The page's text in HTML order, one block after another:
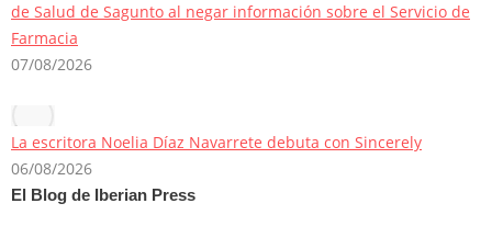
de Salud de Sagunto al negar información sobre el Servicio de
Farmacia
07/08/2026
La escritora Noelia Díaz Navarrete debuta con Sincerely
06/08/2026
El Blog de Iberian Press